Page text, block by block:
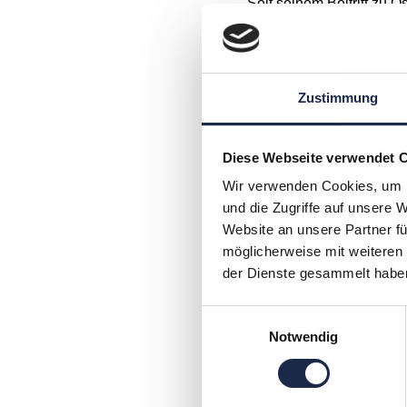
Zustimmung
Diese Webseite verwendet
Wir verwenden Cookies,
und die Zugriffe auf unsere
Website an unsere Partner
möglicherweise mit
der Dienste gesammelt
Notwendig
Seit seinem Beitritt zu
insbesondere in Fragen
weitesten Sinne, im
Martin Soppe studierte
er an Executive-
School teil.
Martin Soppe war zwölf
Rechtsanwaltskammer
und Medienrecht.
Rechtsausschusses
publiziert regelmäßig
Onlinekommentar zum